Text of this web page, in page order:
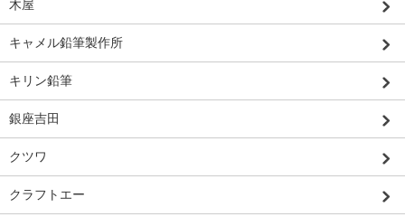
木屋
キャメル鉛筆製作所
キリン鉛筆
銀座吉田
クツワ
クラフトエー